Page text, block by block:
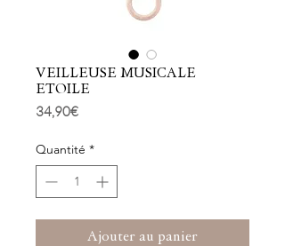
VEILLEUSE MUSICALE
ETOILE
34,90 €Prix
Quantité *
Ajouter au panier